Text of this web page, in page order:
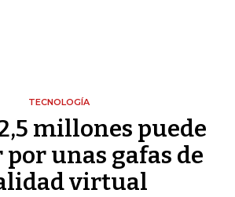
TECNOLOGÍA
millones puede
unas gafas de
virtual